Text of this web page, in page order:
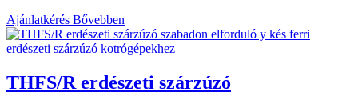
Ajánlatkérés Bővebben
THFS/R erdészeti szárzúzó